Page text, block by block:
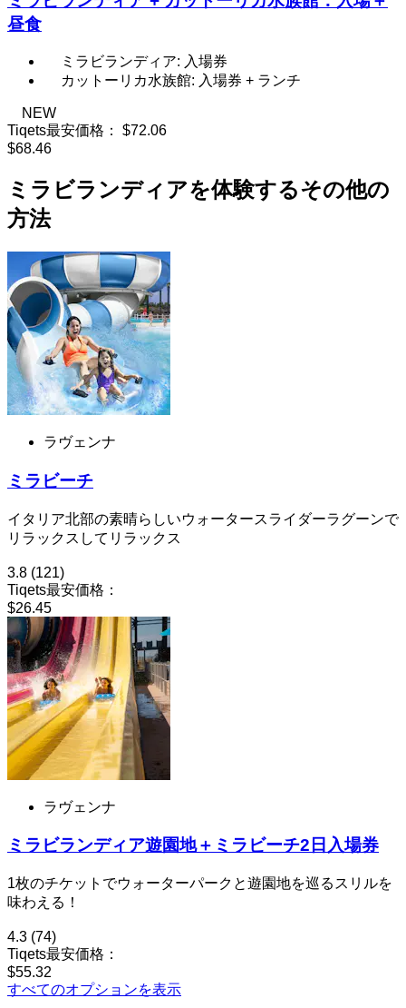
昼食
ミラビランディア: 入場券
カットーリカ水族館: 入場券 + ランチ
NEW
Tiqets最安価格：
$72.06
$68.46
ミラビランディアを体験するその他の
方法
ラヴェンナ
ミラビーチ
イタリア北部の素晴らしいウォータースライダーラグーンで
リラックスしてリラックス
3.8 (121)
Tiqets最安価格：
$26.45
ラヴェンナ
ミラビランディア遊園地＋ミラビーチ2日入場券
1枚のチケットでウォーターパークと遊園地を巡るスリルを
味わえる！
4.3 (74)
Tiqets最安価格：
$55.32
すべてのオプションを表示